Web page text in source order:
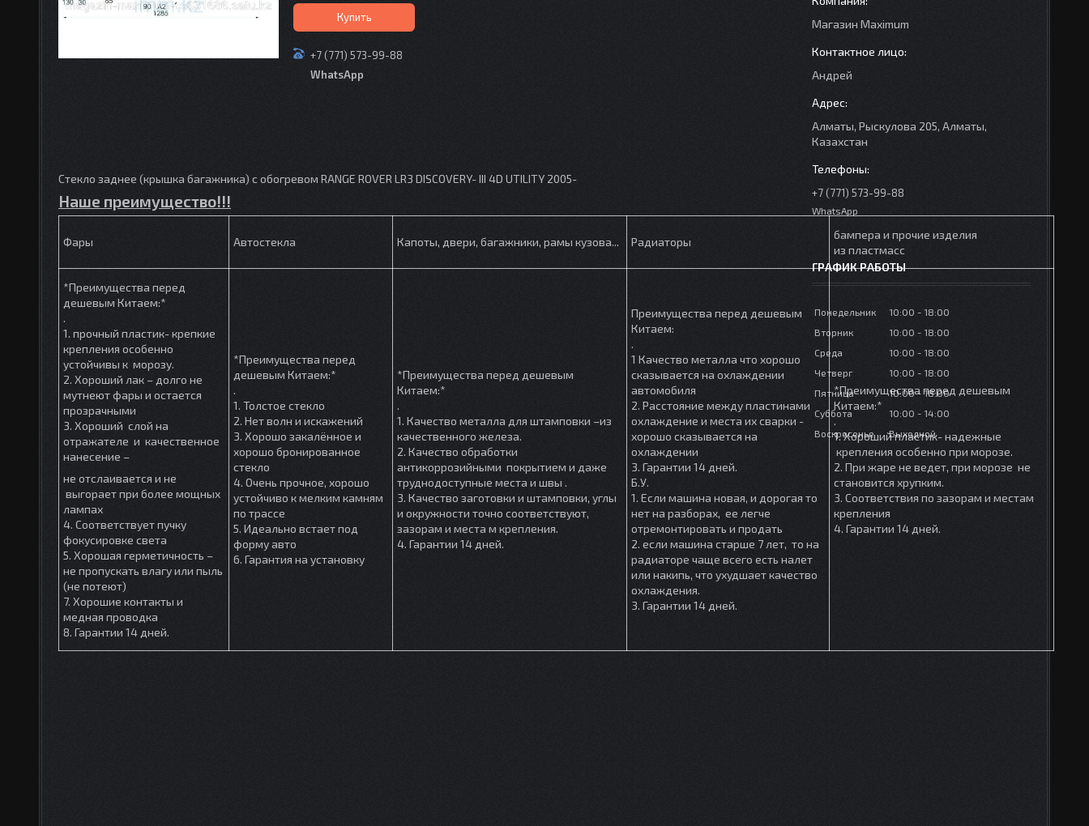
Купить
+7 (771) 573-99-88
WhatsApp
Стекло заднее (крышка багажника) с обогревом RANGE ROVER LR3 DISCOVERY- III 4D UTILITY 2005-
Наше преимущество!!!
Фары Автостекла Капоты, двери, багажники, рамы кузова... Радиаторы
бампера и прочие изделия
из пластмасс
*Преимущества перед
дешевым Китаем:*
.
1. прочный пластик- крепкие
крепления особенно
устойчивы к морозу.
2. Хороший лак – долго не
мутнеют фары и остается
прозрачными
3. Хороший слой на
отражателе и качественное
нанесение –
не отслаивается и не
выгорает при более мощных
лампах
4. Соответствует пучку
фокусировке света
5. Хорошая герметичность –
не пропускать влагу или пыль
(не потеют)
7. Хорошие контакты и
медная проводка
8. Гарантии 14 дней.
*Преимущества перед
дешевым Китаем:*
.
1. Толстое стекло
2. Нет волн и искажений
3. Хорошо закалённое и
хорошо бронированное
стекло
4. Очень прочное, хорошо
устойчиво к мелким камням
по трассе
5. Идеально встает под
форму авто
6. Гарантия на установку
*Преимущества перед дешевым
Китаем:*
.
1. Качество металла для штамповки –из
качественного железа.
2. Качество обработки
антикоррозийными покрытием и даже
труднодоступные места и швы .
3. Качество заготовки и штамповки, углы
и окружности точно соответствуют,
зазорам и места м крепления.
4. Гарантии 14 дней.
Преимущества перед дешевым
Китаем:
.
1 Качество металла что хорошо
сказывается на охлаждении
автомобиля
2. Расстояние между пластинами
охлаждение и места их сварки -
хорошо сказывается на
охлаждении
3. Гарантии 14 дней.
Б.У.
1. Если машина новая, и дорогая то
нет на разборах, ее легче
отремонтировать и продать
2. если машина старше 7 лет, то на
радиаторе чаще всего есть налет
или накипь, что ухудшает качество
охлаждения.
3. Гарантии 14 дней.
*Преимущества перед дешевым
Китаем:*
.
1. Хороший пластик- надежные
крепления особенно при морозе.
2. При жаре не ведет, при морозе не
становится хрупким.
3. Соответствия по зазорам и местам
крепления
4. Гарантии 14 дней.
Mагазин Maximum
Андрей
Алматы, Рыскулова 205, Алматы,
Казахстан
+7 (771) 573-99-88
WhatsApp
ГРАФИК РАБОТЫ
Понедельник 10:00
18:00
Вторник
10:00
18:00
Среда
10:00
18:00
Четверг
10:00
18:00
Пятница
10:00
18:00
Суббота
10:00
14:00
Воскресенье
Выходной